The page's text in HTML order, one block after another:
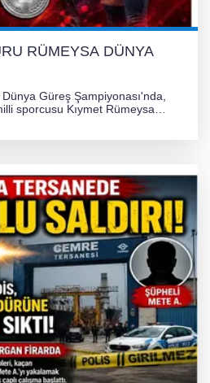
RÜMEYSA DÜNYA
Güreş Şampiyonası'nda,
sporcusu Kıymet Rümeysa